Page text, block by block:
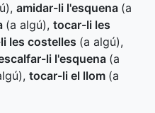
, amidar-li l'esquena (a
(a algú), tocar-li les
les costelles (a algú),
li l'esquena (a
, tocar-li el llom (a